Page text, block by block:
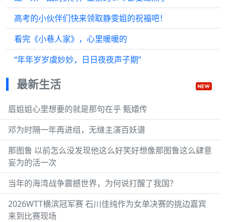
高考的小伙伴们快来领取静雯姐的祝福吧！
看完《小巷人家》，心里暖暖的
“年年岁岁虞妙妙，日日夜夜声子期”
最新生活
眉姐姐心里想要的就是那句在乎 甄嬛传
邓为时隔一年再进组，无缝主演百妖谱
那图鲁 以前怎么没发现他这么好笑好想像那图鲁这么肆意
妄为的活一次
当年的海湾战争震撼世界，为何说打醒了我国？
2026WTT横滨冠军赛 石川佳纯作为女单决赛的挑边嘉宾
来到比赛现场